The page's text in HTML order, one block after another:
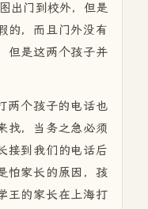
出门到校外，但是
的，而且门外没有
但是这两个孩子并
两个孩子的电话也
找，当务之急必须
接到我们的电话后
怕家长的原因，孩
王的家长在上海打